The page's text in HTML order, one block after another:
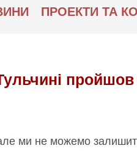
ПРОЕКТИ ТА
пройшов
ми не можемо